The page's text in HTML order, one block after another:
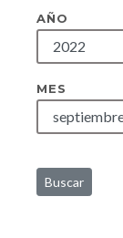
AÑO
MES
Buscar